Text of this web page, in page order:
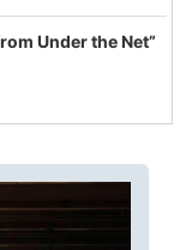
Under the Net”